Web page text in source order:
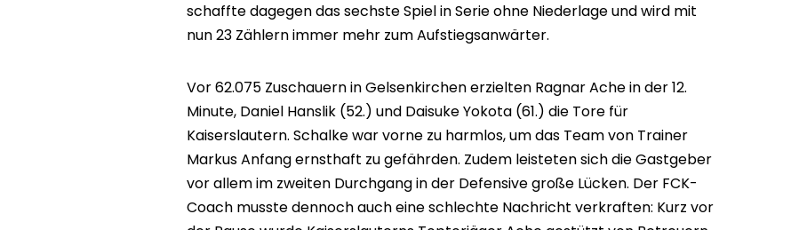
schaffte dagegen das sechste Spiel in Serie ohne Niederlage und wird mit
nun 23 Zählern immer mehr zum Aufstiegsanwärter.
Vor 62.075 Zuschauern in Gelsenkirchen erzielten Ragnar Ache in der 12.
Minute, Daniel Hanslik (52.) und Daisuke Yokota (61.) die Tore für
Kaiserslautern. Schalke war vorne zu harmlos, um das Team von Trainer
Markus Anfang ernsthaft zu gefährden. Zudem leisteten sich die Gastgeber
vor allem im zweiten Durchgang in der Defensive große Lücken. Der FCK-
Coach musste dennoch auch eine schlechte Nachricht verkraften: Kurz vor